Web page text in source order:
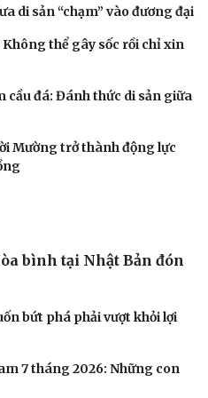
kích F-22 tại Trung
135
đẩy NATO vào thế lưỡng
đạn dược sau nhiều tháng
kiến thức quốc phòng và
di sản “chạm” vào đương đại